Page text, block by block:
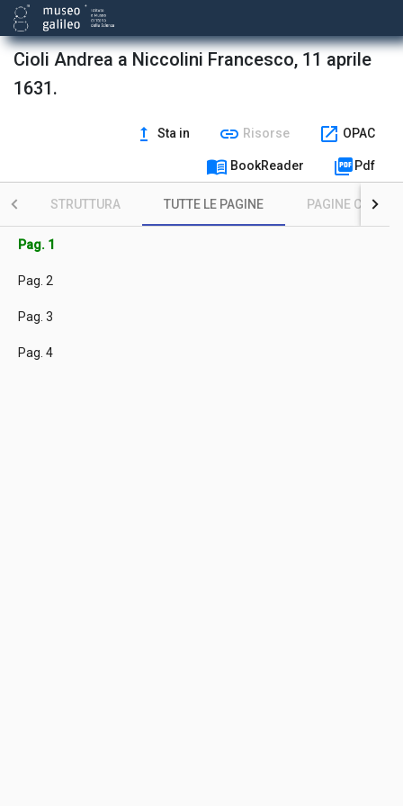
Cioli Andrea a Niccolini Francesco, 11 aprile
1631.
upgrade Sta in link Risorse open_in_new OPAC
menu_book BookReader picture_as_pdf Pdf
STRUTTURA TUTTE LE PAGINE PAGINE CON
Pag. 1
Pag. 2
Pag. 3
Pag. 4